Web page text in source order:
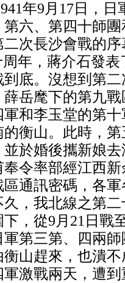
年9月17日，
六、第四十師
次長沙會戰的
年，蔣介石發
底。沒想到第
岳麾下的第九
和李玉堂的第
衡山。此時，
於婚後攜新娘
令率部經江西
通訊密碼，各
，我北線之第
，從9月21日戰
第三第、四兩
山趕來，也潰
激戰兩天，遭